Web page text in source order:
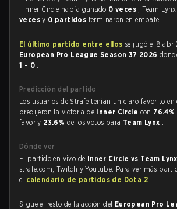
. Inner Circle había ganado 0 veces , Team
vecesy 0 partidos terminaron en empate.
El último partido entre ellos se jugó el 8 abr
European Pro League Season 37 2026
1 - 0 .
Predicción del partido
Los usuarios de Strafe tenían un claro favorito
predijeron la victoria de Inner Circle con 76.4%
favor y 23.6% de los votos para Team Lynx .
Dónde ver
El partido en vivo de Inner Circle vs Team Lynx
strafe.com, Twitch y Youtube. Para ver más
el calendario de partidos de Dota 2 .
Sigue el resto de la acción del European Pro